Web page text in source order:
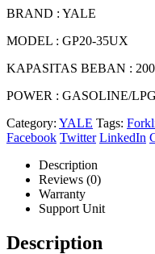
BRAND : YALE
MODEL : GP20-35UX
KAPASITAS BEBAN :
POWER : GASOLINE/LPG
Category: YALE Tags:
Facebook Twitter LinkedIn
Description
Reviews (0)
Warranty
Support Unit
Description